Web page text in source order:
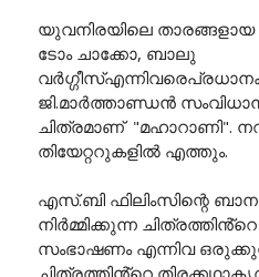
യുവനിരയിലെ
ടോം ചാക്കോ, ബാലു
ജി.മാർത്താണ്ഡൻ
ചിത്രമാണ് "മഹാറാണി".
തിയേറ്ററുകളിൽ എത്തും.
എസ്.ബി ഫിലിംസിന്റെ
നിർമ്മിക്കുന്ന
സംഭാഷണം എന്നിവ
ചിത്രത്തിൻ്റെ